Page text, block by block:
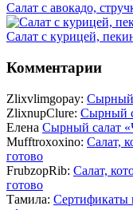
Салат с авокадо,
Салат с курицей,
Комментарии
Zlixvlimgopay: Сырный
ZlixnupClure: Сырный
Елена Сырный салат
Mufftroxoxino: Салат,
готово
FrubzopRib: Салат,
готово
Тамила: Сертификаты